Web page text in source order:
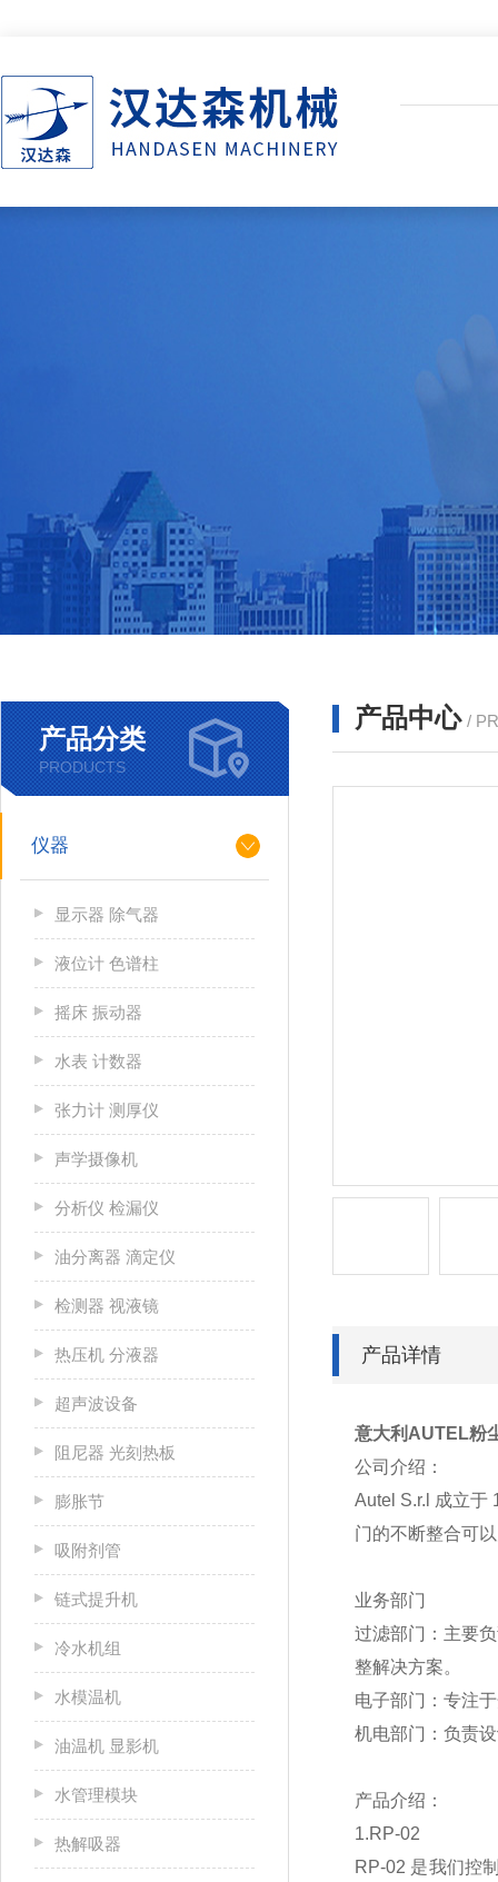
产品分类
PRODUCTS
仪器
显示器 除气器
液位计 色谱柱
摇床 振动器
水表 计数器
张力计 测厚仪
声学摄像机
分析仪 检漏仪
油分离器 滴定仪
检测器 视液镜
热压机 分液器
超声波设备
阻尼器 光刻热板
膨胀节
吸附剂管
链式提升机
冷水机组
水模温机
油温机 显影机
水管理模块
热解吸器
产品中心 /
产品详情
意大利AUTEL粉
公司介绍：
Autel S.r.l 成立于
门的不断整合可
业务部门
过滤部门：主要
整解决方案。
电子部门：专注
机电部门：负责
产品介绍：
1.RP-02
RP-02 是我们控